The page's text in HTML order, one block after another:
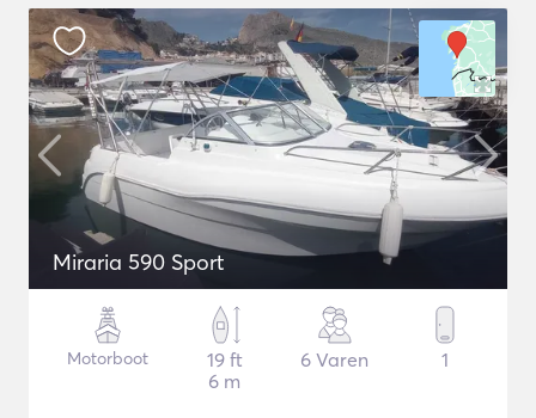
Miraria 590 Sport
Motorboot
19 ft
6 m
6 Varen 1